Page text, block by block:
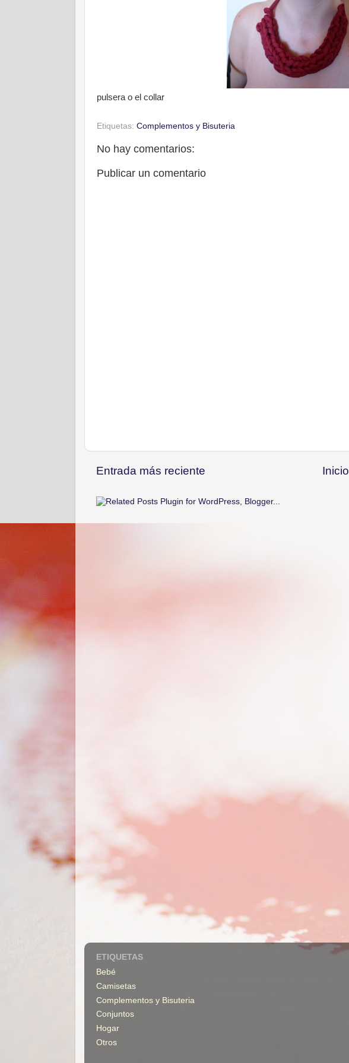
pulsera o el collar
Etiquetas: Complementos y Bisuteria
No hay comentarios:
Publicar un comentario
Entrada más reciente Inicio
ETIQUETAS
Bebé
Camisetas
Complementos y Bisuteria
Conjuntos
Hogar
Otros